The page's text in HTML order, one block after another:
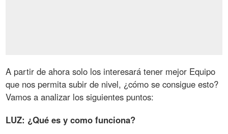
A partir de ahora solo los interesará tener mejor Equipo
que nos permita subir de nivel, ¿cómo se consigue esto?
Vamos a analizar los siguientes puntos:
LUZ: ¿Qué es y como funciona?